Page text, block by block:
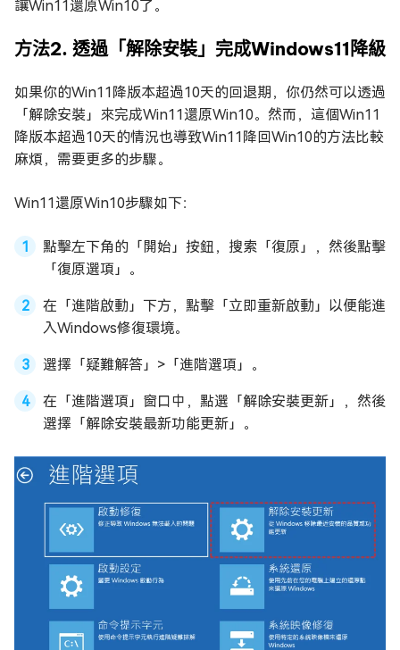
讓Win11還原Win10了。
方法2. 透過「解除安裝」完成Windows11降級
如果你的Win11降版本超過10天的回退期，你仍然可以透過
「解除安裝」來完成Win11還原Win10。然而，這個Win11
降版本超過10天的情況也導致Win11降回Win10的方法比較
麻煩，需要更多的步驟。
Win11還原Win10步驟如下：
點擊左下角的「開始」按鈕，搜索「復原」，然後點擊
「復原選項」。
在「進階啟動」下方，點擊「立即重新啟動」以便能進
入Windows修復環境。
選擇「疑難解答」>「進階選項」。
在「進階選項」窗口中，點選「解除安裝更新」，然後
選擇「解除安裝最新功能更新」。